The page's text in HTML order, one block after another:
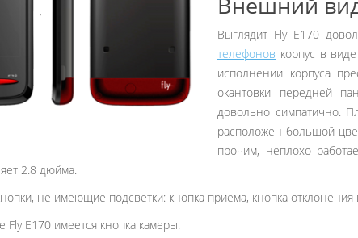
Выглядит Fly E170
телефонов корпус в
исполнении корпуса
окантовки передней
довольно симпатично.
расположен большой
прочим, неплохо
2.8 дюйма.
не имеющие подсветки: кнопка приема, кнопка
E170 имеется кнопка камеры.